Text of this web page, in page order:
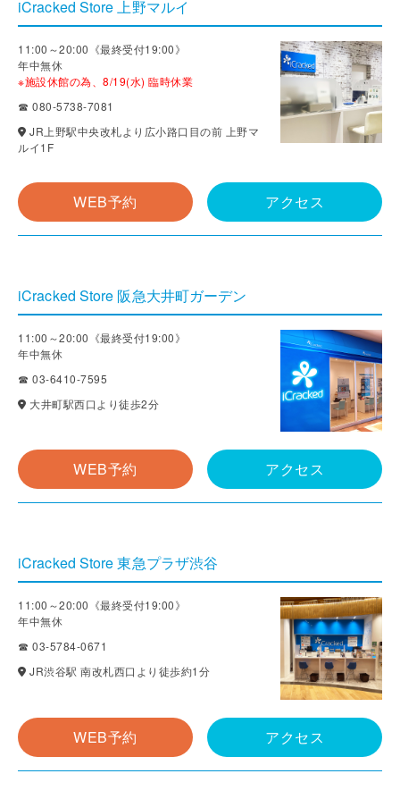
iCracked Store 上野マルイ
11:00～20:00《最終受付19:00》
年中無休
※施設休館の為、8/19(水) 臨時休業
☎ 080-5738-7081
JR上野駅中央改札より広小路口目の前 上野マ
ルイ1F
WEB予約 アクセス
iCracked Store 阪急大井町ガーデン
11:00～20:00《最終受付19:00》
年中無休
☎ 03-6410-7595
大井町駅西口より徒歩2分
WEB予約 アクセス
iCracked Store 東急プラザ渋谷
11:00～20:00《最終受付19:00》
年中無休
☎ 03-5784-0671
JR渋谷駅 南改札西口より徒歩約1分
WEB予約 アクセス